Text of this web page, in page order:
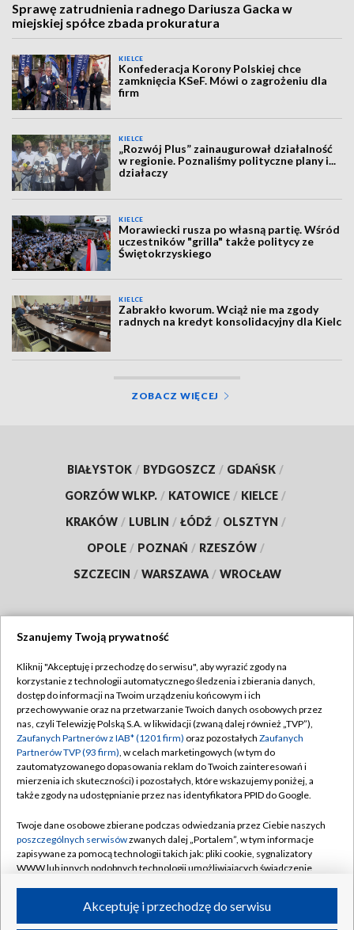
Sprawę zatrudnienia radnego Dariusza Gacka w
miejskiej spółce zbada prokuratura
KIELCE
Konfederacja Korony Polskiej chce
zamknięcia KSeF. Mówi o zagrożeniu dla
firm
KIELCE
„Rozwój Plus” zainaugurował działalność
w regionie. Poznaliśmy polityczne plany i...
działaczy
KIELCE
Morawiecki rusza po własną partię. Wśród
uczestników "grilla" także politycy ze
Świętokrzyskiego
KIELCE
Zabrakło kworum. Wciąż nie ma zgody
radnych na kredyt konsolidacyjny dla Kielc
ZOBACZ WIĘCEJ
BIAŁYSTOK / BYDGOSZCZ / GDAŃSK /
GORZÓW WLKP. / KATOWICE / KIELCE /
KRAKÓW / LUBLIN / ŁÓDŹ / OLSZTYN /
OPOLE / POZNAŃ / RZESZÓW /
SZCZECIN / WARSZAWA / WROCŁAW
TVP
Abonament TVP
Emisja w TVP
Centrum informacji TVP
Naziemna Telewizja Cyfrowa
Rada Programowa
System NOS
Informacje o nadawcy
Program dla prasy
Regulamin TVP
Polityka prywatności
Moje zgody
Pomoc
Kontakt
Kanały
Szanujemy Twoją prywatność
Kliknij "Akceptuję i przechodzę do serwisu", aby wyrazić zgody na
korzystanie z technologii automatycznego śledzenia i zbierania danych,
dostęp do informacji na Twoim urządzeniu końcowym i ich
przechowywanie oraz na przetwarzanie Twoich danych osobowych przez
nas, czyli Telewizję Polską S.A. w likwidacji (zwaną dalej również „TVP”),
Zaufanych Partnerów z IAB* (1201 firm) oraz pozostałych Zaufanych
Partnerów TVP (93 firm), w celach marketingowych (w tym do
zautomatyzowanego dopasowania reklam do Twoich zainteresowań i
mierzenia ich skuteczności) i pozostałych, które wskazujemy poniżej, a
także zgody na udostępnianie przez nas identyfikatora PPID do Google.
Twoje dane osobowe zbierane podczas odwiedzania przez Ciebie naszych
poszczególnych serwisówzwanych dalej „Portalem”, w tym informacje
zapisywane za pomocą technologii takich jak: pliki cookie, sygnalizatory
WWW lub innych podobnych technologii umożliwiających świadczenie
ruchu w Internecie.Akceptuję i przechodzę do serwisu